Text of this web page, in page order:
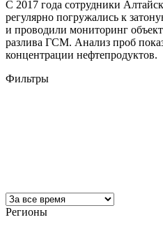
С 2017 года сотрудники
регулярно погружались к
и проводили мониторинг
разлива ГСМ. Анализ проб
концентрации нефтепродуктов.
Фильтры
Регионы